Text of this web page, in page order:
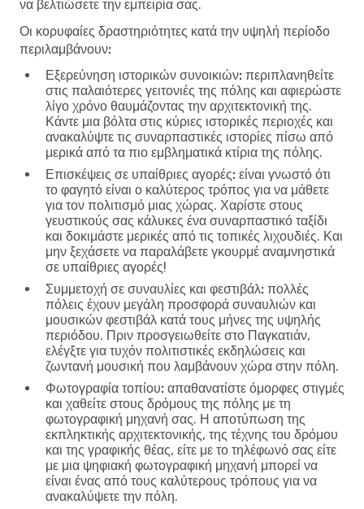
να βελτιώσετε την εμπειρία σας.
Οι κορυφαίες δραστηριότητες κατά την υψηλή περίοδο
περιλαμβάνουν:
Εξερεύνηση ιστορικών συνοικιών: περιπλανηθείτε
στις παλαιότερες γειτονιές της πόλης και αφιερώστε
λίγο χρόνο θαυμάζοντας την αρχιτεκτονική της.
Κάντε μια βόλτα στις κύριες ιστορικές περιοχές και
ανακαλύψτε τις συναρπαστικές ιστορίες πίσω από
μερικά από τα πιο εμβληματικά κτίρια της πόλης.
Επισκέψεις σε υπαίθριες αγορές: είναι γνωστό ότι
το φαγητό είναι ο καλύτερος τρόπος για να μάθετε
για τον πολιτισμό μιας χώρας. Χαρίστε στους
γευστικούς σας κάλυκες ένα συναρπαστικό ταξίδι
και δοκιμάστε μερικές από τις τοπικές λιχουδιές. Και
μην ξεχάσετε να παραλάβετε γκουρμέ αναμνηστικά
σε υπαίθριες αγορές!
Συμμετοχή σε συναυλίες και φεστιβάλ: πολλές
πόλεις έχουν μεγάλη προσφορά συναυλιών και
μουσικών φεστιβάλ κατά τους μήνες της υψηλής
περιόδου. Πριν προσγειωθείτε στο Παγκατιάν,
ελέγξτε για τυχόν πολιτιστικές εκδηλώσεις και
ζωντανή μουσική που λαμβάνουν χώρα στην πόλη.
Φωτογραφία τοπίου: απαθανατίστε όμορφες στιγμές
και χαθείτε στους δρόμους της πόλης με τη
φωτογραφική μηχανή σας. Η αποτύπωση της
εκπληκτικής αρχιτεκτονικής, της τέχνης του δρόμου
και της γραφικής θέας, είτε με το τηλέφωνό σας είτε
με μια ψηφιακή φωτογραφική μηχανή μπορεί να
είναι ένας από τους καλύτερους τρόπους για να
ανακαλύψετε την πόλη.